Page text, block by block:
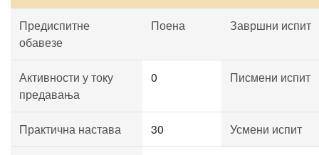
Предиспитне
обавезе
Поена Завршни испит
Активности у току
предавања
0 Писмени испит
Практична настава 30 Усмени испит